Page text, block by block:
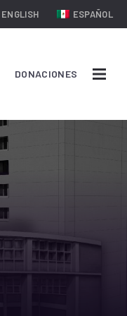
ENGLISH ESPAÑOL
DONACIONES